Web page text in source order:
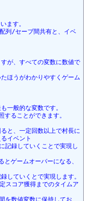
ます。
列/セーブ間共有と、イベ
が、すべての変数に数値で
ほうがわかりやすくゲーム
一般的な変数です。
ることができます。
と、一定回数以上で村長に
イベント
とゲームオーバーになる、
いくとで実現します。
スコア獲得までのタイムア